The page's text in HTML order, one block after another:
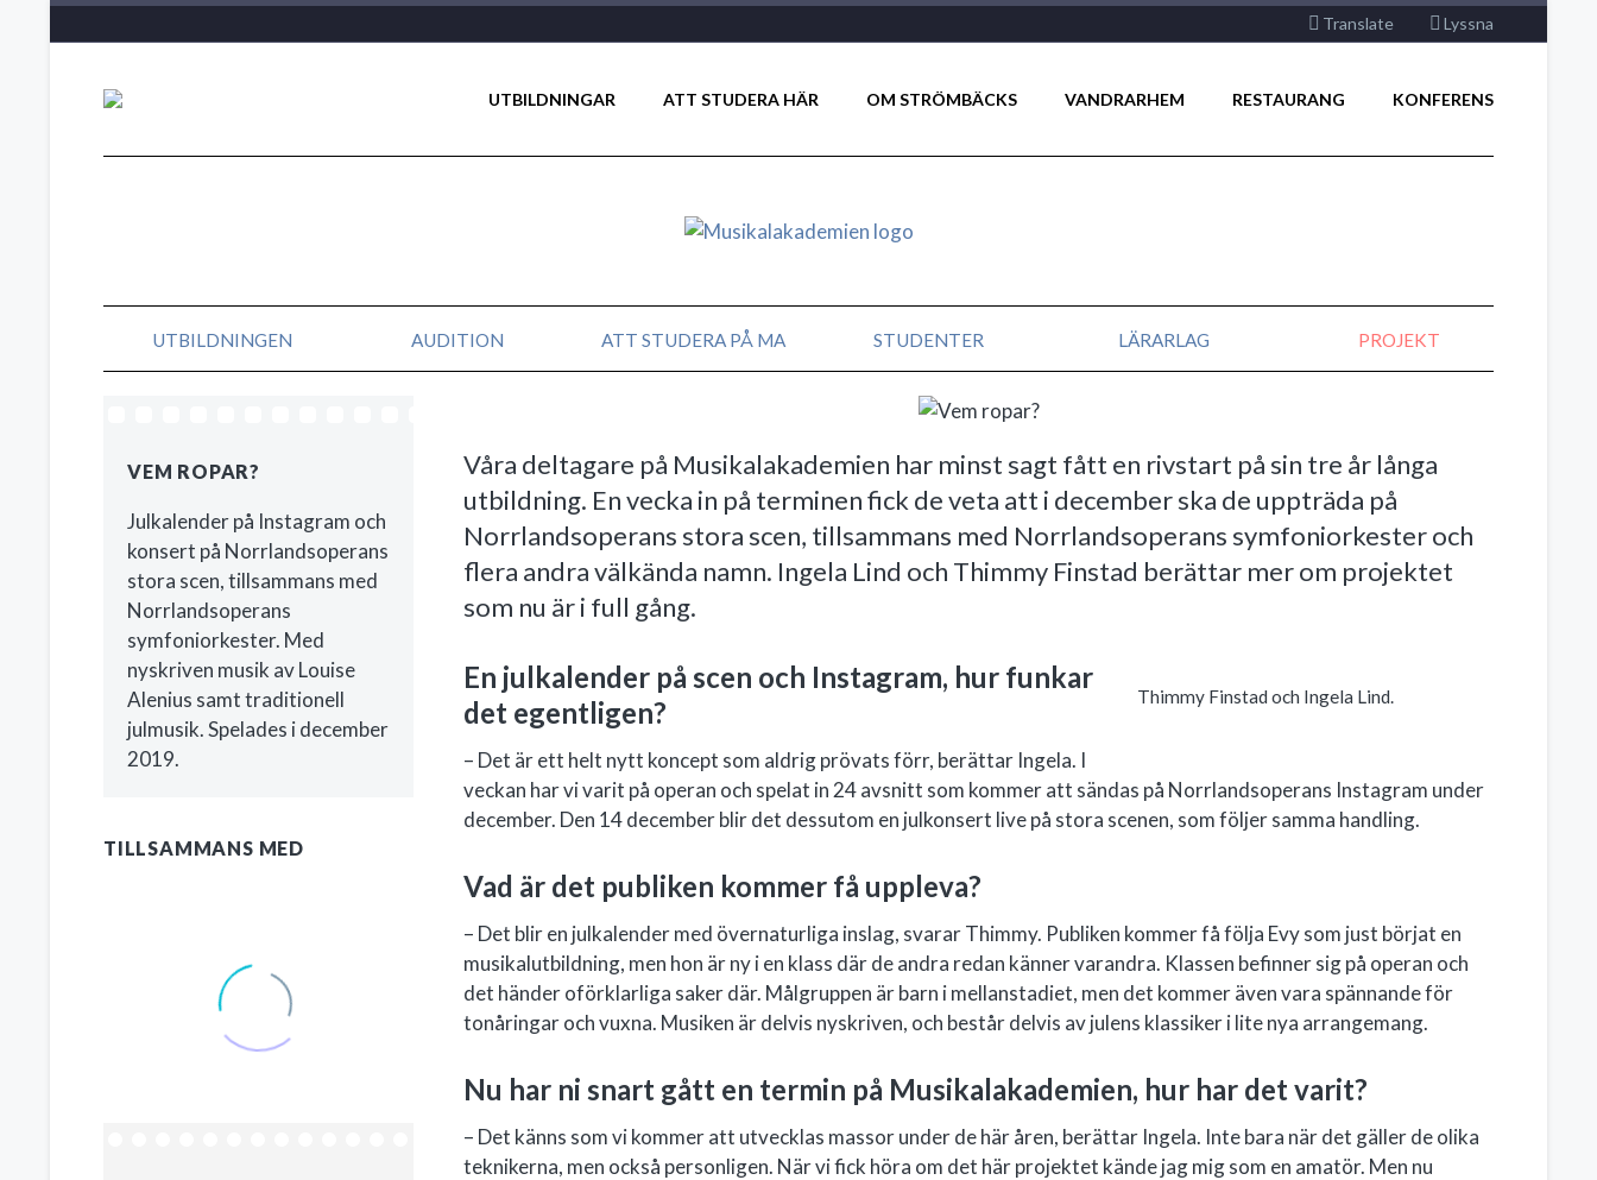
Translate Lyssna
UTBILDNINGAR ATT STUDERA HÄR OM STRÖMBÄCKS VANDRARHEM RESTAURANG KONFERENS
UTBILDNINGEN AUDITION ATT STUDERA PÅ MA STUDENTER LÄRARLAG PROJEKT
VEM ROPAR?
Julkalender på Instagram och
konsert på Norrlandsoperans
stora scen, tillsammans med
Norrlandsoperans
symfoniorkester. Med
nyskriven musik av Louise
Alenius samt traditionell
julmusik. Spelades i december
2019.
TILLSAMMANS MED
Våra deltagare på Musikalakademien har minst sagt fått en rivstart på sin tre år långa
utbildning. En vecka in på terminen fick de veta att i december ska de uppträda på
Norrlandsoperans stora scen, tillsammans med Norrlandsoperans symfoniorkester och
flera andra välkända namn. Ingela Lind och Thimmy Finstad berättar mer om projektet
som nu är i full gång.
Thimmy Finstad och Ingela Lind.
En julkalender på scen och Instagram, hur funkar
det egentligen?
– Det är ett helt nytt koncept som aldrig prövats förr, berättar Ingela. I
veckan har vi varit på operan och spelat in 24 avsnitt som kommer att sändas på Norrlandsoperans Instagram under
december. Den 14 december blir det dessutom en julkonsert live på stora scenen, som följer samma handling.
Vad är det publiken kommer få uppleva?
– Det blir en julkalender med övernaturliga inslag, svarar Thimmy. Publiken kommer få följa Evy som just börjat en
musikalutbildning, men hon är ny i en klass där de andra redan känner varandra. Klassen befinner sig på operan och
det händer oförklarliga saker där. Målgruppen är barn i mellanstadiet, men det kommer även vara spännande för
tonåringar och vuxna. Musiken är delvis nyskriven, och består delvis av julens klassiker i lite nya arrangemang.
Nu har ni snart gått en termin på Musikalakademien, hur har det varit?
– Det känns som vi kommer att utvecklas massor under de här åren, berättar Ingela. Inte bara när det gäller de olika
teknikerna, men också personligen. När vi fick höra om det här projektet kände jag mig som en amatör. Men nu